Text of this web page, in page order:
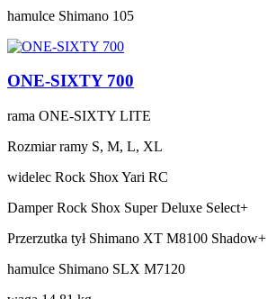
hamulce Shimano 105
ONE-SIXTY 700
rama ONE-SIXTY LITE
Rozmiar ramy S, M, L, XL
widelec Rock Shox Yari RC
Damper Rock Shox Super Deluxe Select+
Przerzutka tył Shimano XT M8100 Shadow+
hamulce Shimano SLX M7120